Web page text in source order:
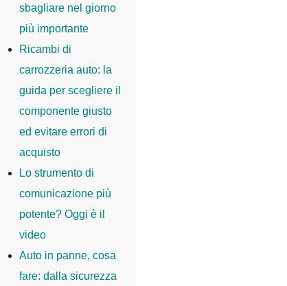
sbagliare nel giorno
più importante
Ricambi di
carrozzeria auto: la
guida per scegliere il
componente giusto
ed evitare errori di
acquisto
Lo strumento di
comunicazione più
potente? Oggi è il
video
Auto in panne, cosa
fare: dalla sicurezza